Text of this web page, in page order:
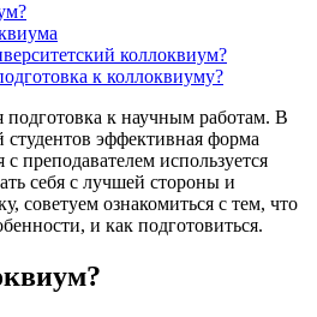
коллоквиум?
к коллоквиуму?
подготовка к научным работам. В
студентов эффективная форма
преподавателем используется
себя с лучшей стороны и
советуем ознакомиться с тем, что
и как подготовиться.